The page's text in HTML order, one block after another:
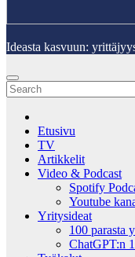
Ideasta kasvuun:
Etusivu
TV
Artikkelit
Video & Podcast
Spotify
Youtube
Yritysideat
100 parasta
ChatGPT:n